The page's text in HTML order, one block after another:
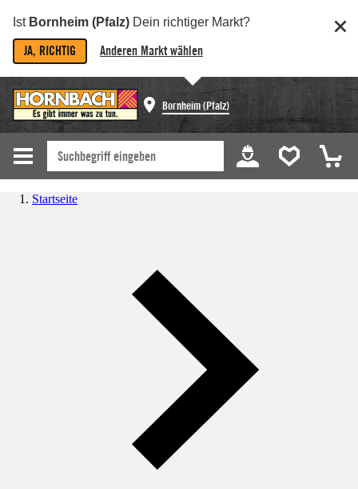
Ist Bornheim (Pfalz) Dein richtiger Markt?
JA, RICHTIG Anderen Markt wählen
Bornheim (Pfalz)
Startseite